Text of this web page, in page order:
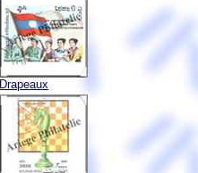
Drapeaux